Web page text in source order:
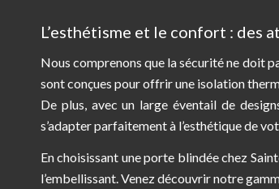
L’esthétisme et le confort : des
Nous comprenons que la sécurité ne doit
sont conçues pour offrir une isolation
De plus, avec un large éventail de
s’adapter parfaitement à l’esthétique de
En choisissant une porte blindée chez
l’embellissant. Venez découvrir notre